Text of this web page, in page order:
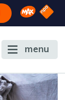
Omroep
NPO
menu